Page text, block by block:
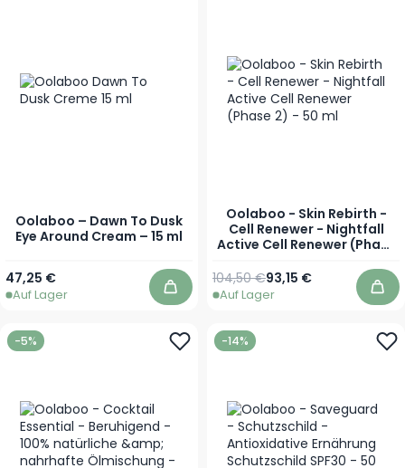
Oolaboo – Dawn To Dusk
Eye Around Cream – 15 ml
47,25 €
Auf Lager In den Warenkorb
Oolaboo - Skin Rebirth -
Cell Renewer - Nightfall
Active Cell Renewer (Phase
Sonderpreis
93,15 €
Regulärer Preis
104,50 €
Auf Lager In
-5% -14%